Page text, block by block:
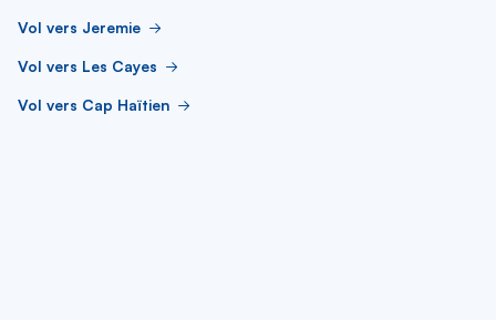
Vol vers Jeremie
Vol vers Les Cayes
Vol vers Cap Haïtien